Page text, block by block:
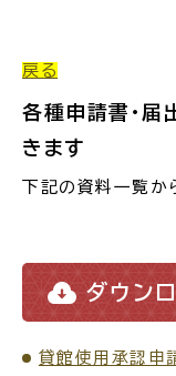
戻る
各種申請書・届
きます
下記の資料一覧か
ダウン
貸館使用承認申